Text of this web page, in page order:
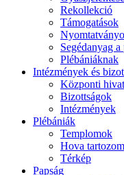
Rekollekció
Támogatások
Segédanyag
Plébániáknak
Intézmények és
Központi
Bizottságok
Intézmények
Plébániák
Templomok
Hova
Térkép
Papság